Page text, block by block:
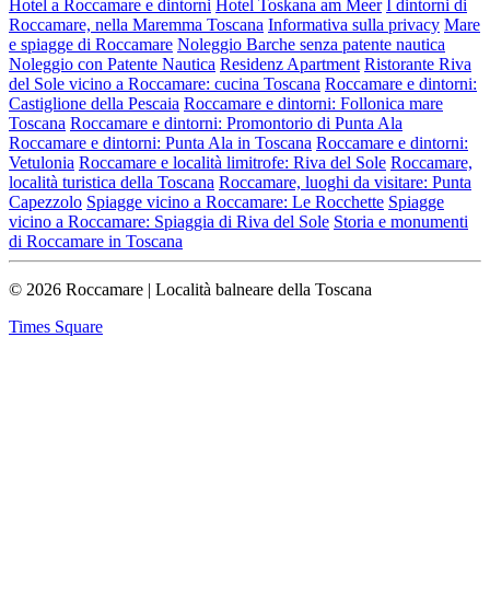
Hotel a Roccamare e dintorni Hotel Toskana am Meer
I dintorni di
Roccamare, nella Maremma Toscana Informativa sulla privacy Mare
e spiagge di Roccamare Noleggio Barche senza patente nautica
Noleggio con Patente Nautica Residenz Apartment Ristorante Riva
del Sole vicino a Roccamare: cucina Toscana Roccamare e dintorni:
Castiglione della Pescaia Roccamare e dintorni: Follonica mare
Toscana Roccamare e dintorni: Promontorio di Punta Ala
Roccamare e dintorni: Punta Ala in Toscana Roccamare e dintorni:
Vetulonia Roccamare e località limitrofe: Riva del Sole Roccamare,
località turistica della Toscana Roccamare, luoghi da visitare: Punta
Capezzolo Spiagge vicino a Roccamare: Le Rocchette Spiagge
vicino a Roccamare: Spiaggia di Riva del Sole Storia e monumenti
di Roccamare in Toscana
© 2026 Roccamare | Località balneare della Toscana
Times Square